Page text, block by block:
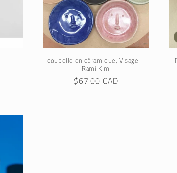
coupelle en céramique, Visage -
Rami Kim
Prix
$67.00 CAD